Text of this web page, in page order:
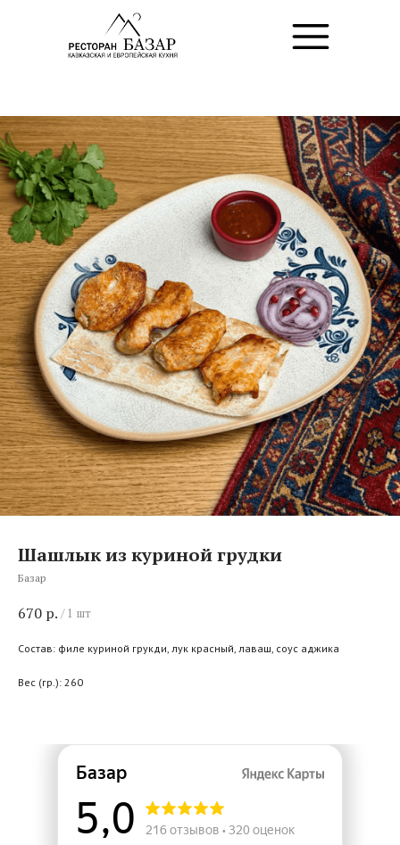
Шашлык из куриной грудки
Базар
670 р. / 1 шт
Состав: филе куриной грукди, лук красный, лаваш, соус аджика
Вес (гр.): 260